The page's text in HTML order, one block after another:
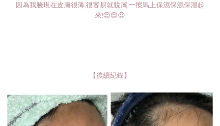
因為我臉現在皮膚很薄,很客易就脱屑,一擦馬上保濕保濕保濕起
來!😍😍😍
【後續紀錄】